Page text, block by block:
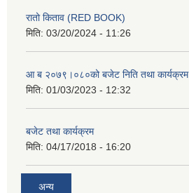
रातो किताव (RED BOOK)
मिति: 03/20/2024 - 11:26
आ ब २०७९।०८०को बजेट निति तथा कार्यक्रम
मिति: 01/03/2023 - 12:32
बजेट तथा कार्यक्रम
मिति: 04/17/2018 - 16:20
अन्य